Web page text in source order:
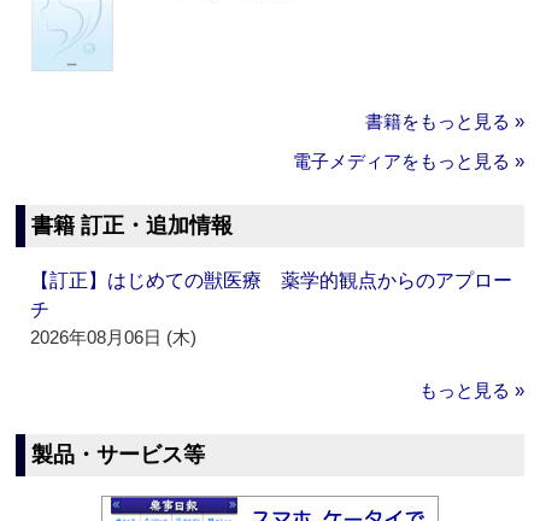
書籍をもっと見る »
電子メディアをもっと見る »
書籍 訂正・追加情報
【訂正】はじめての獣医療 薬学的観点からのアプロー
チ
2026年08月06日 (木)
もっと見る »
製品・サービス等